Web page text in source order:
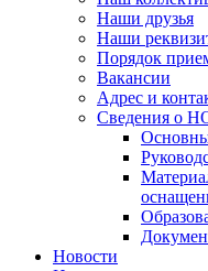
Наши друзья
Наши
Порядок
Вакансии
Адрес и
Сведения о
Новости